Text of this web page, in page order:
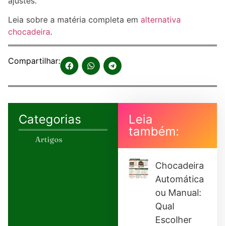
Leia sobre a matéria completa em alternativa
chocadeira.
Compartilhar:
Categorias
Artigos
Leia
também:
Chocadeira
Automática
ou Manual:
Qual
Escolher